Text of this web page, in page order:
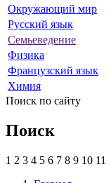
Окружающий мир
Русский язык
Семьеведение
Физика
Французский язык
Химия
Поиск по сайту
Поиск
1 2 3 4 5 6 7 8 9 10 11